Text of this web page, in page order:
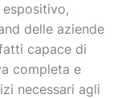
delle aziende
capace di
completa e
necessari agli